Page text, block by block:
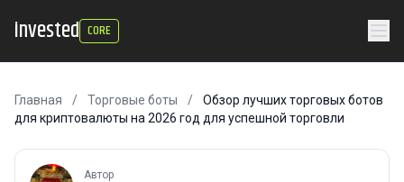
invested CORE
Главная / Торговые боты /
Обзор лучших торговых ботов
для криптовалюты на 2026 год для успешной торговли
Автор